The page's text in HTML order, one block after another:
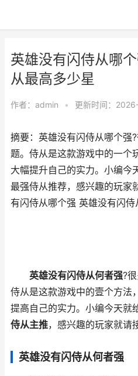
英雄没有闪侍从哪
从最高多少星
作者： admin • 更新时间：
摘要：英雄没有闪侍从哪个强
题。侍从是这款游戏中的一个
大幅提升自己的实力。小编今
最强侍从推荐，感兴趣的玩家
有闪侍从哪个强 英雄没有闪侍
英雄没有闪侍从何者强?
侍从是这款游戏中的壹个方法
提高自己的实力。小编今天就
侍从主推，感兴趣的玩家就请
英雄没有闪侍从何者强